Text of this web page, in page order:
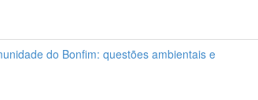
do Bonfim: questões ambientais e